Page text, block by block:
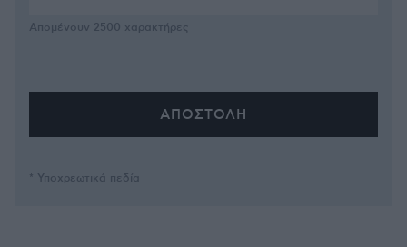
Απομένουν 2500 χαρακτήρες
* Υποχρεωτικά πεδία